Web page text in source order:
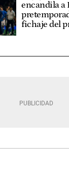
encandila a
fichaje del